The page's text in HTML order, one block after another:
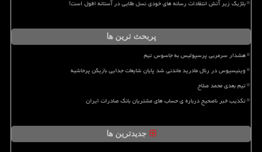
بلژیک زیر آتش انتقادات رسانه های خودی نسل طلایی در آستانه افول است!
پربحث ترین ها
هشدار سرمربی پرسپولیس به جاسوس تیم
وینیسیوس در رئال مادرید ماندنی شد پایان شایعات جدایی بازیکن پرحاشیه
تیم بعدی محمد صلاح
تکذیب خبر ناصحیح درباره ی حساب های مشتریان بانک صادرات ایران
جدیدترین ها